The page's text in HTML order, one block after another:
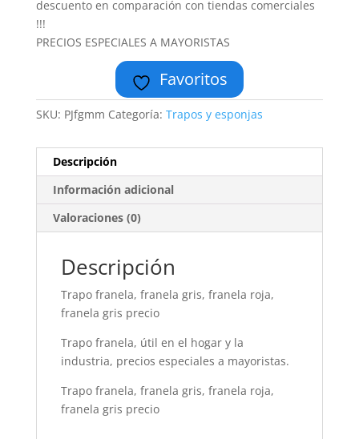
descuento en comparación con tiendas comerciales
!!!
PRECIOS ESPECIALES A MAYORISTAS
Favoritos
SKU: PJfgmm Categoría: Trapos y esponjas
Descripción
Información adicional
Valoraciones (0)
Descripción
Trapo franela, franela gris, franela roja,
franela gris precio
Trapo franela, útil en el hogar y la
industria, precios especiales a mayoristas.
Trapo franela, franela gris, franela roja,
franela gris precio